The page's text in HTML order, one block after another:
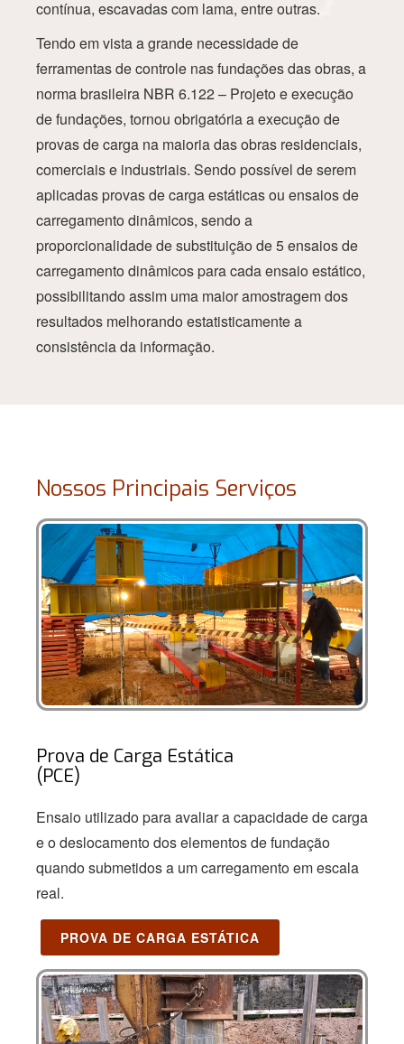
contínua, escavadas com lama, entre outras.
Tendo em vista a grande necessidade de
ferramentas de controle nas fundações das obras, a
norma brasileira NBR 6.122 – Projeto e execução
de fundações, tornou obrigatória a execução de
provas de carga na maioria das obras residenciais,
comerciais e industriais. Sendo possível de serem
aplicadas provas de carga estáticas ou ensaios de
carregamento dinâmicos, sendo a
proporcionalidade de substituição de 5 ensaios de
carregamento dinâmicos para cada ensaio estático,
possibilitando assim uma maior amostragem dos
resultados melhorando estatisticamente a
consistência da informação.
Nossos Principais Serviços
Prova de Carga Estática
(PCE)
Ensaio utilizado para avaliar a capacidade de carga
e o deslocamento dos elementos de fundação
quando submetidos a um carregamento em escala
real.
PROVA DE CARGA ESTÁTICA